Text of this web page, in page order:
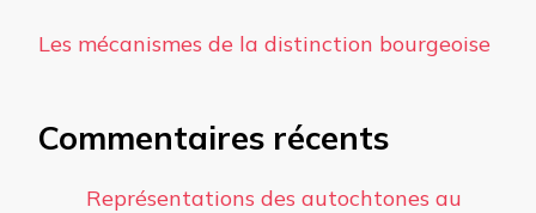
Les mécanismes de la distinction bourgeoise
Commentaires récents
Représentations des autochtones au